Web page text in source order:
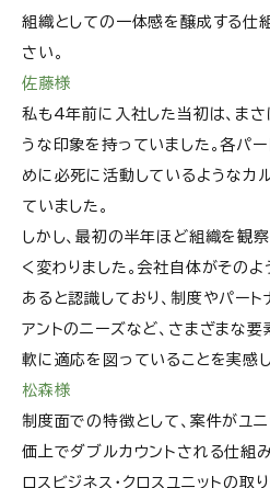
組織としての一体感を醸成する仕
さい。
佐藤様
私も4年前に入社した当初は、ま
うな印象を持っていました。各パ
めに必死に活動しているようなカ
ていました。
しかし、最初の半年ほど組織を観
く変わりました。会社自体がその
あると認識しており、制度やパート
アントのニーズなど、さまざまな
軟に適応を図っていることを実感し
松森様
制度面での特徴として、案件がユ
価上でダブルカウントされる仕組み
ロスビジネス・クロスユニットの